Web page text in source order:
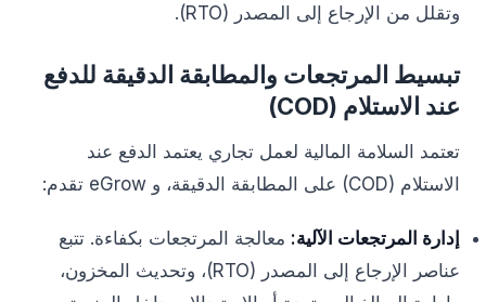
وتقلل من الإرجاع إلى المصدر (RTO).
تبسيط المرتجعات والمطابقة الدقيقة للدفع
عند الاستلام (COD)
تعتمد السلامة المالية لعمل تجاري يعتمد الدفع عند
الاستلام (COD) على المطابقة الدقيقة، و eGrow تقدم:
إدارة المرتجعات الآلية: معالجة المرتجعات بكفاءة. تتبع
عناصر الإرجاع إلى المصدر (RTO)، وتحديث المخزون،